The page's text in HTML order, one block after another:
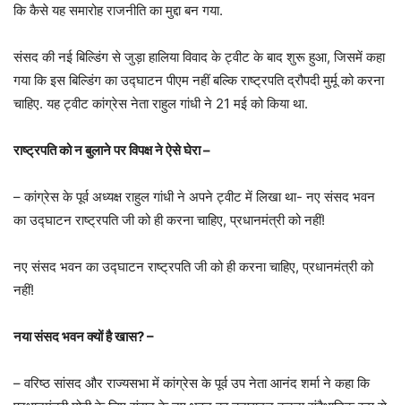
कि कैसे यह समारोह राजनीति का मुद्दा बन गया.
संसद की नई बिल्डिंग से जुड़ा हालिया विवाद के ट्वीट के बाद शुरू हुआ, जिसमें कहा
गया कि इस बिल्डिंग का उद्घाटन पीएम नहीं बल्कि राष्ट्रपति द्रौपदी मुर्मू को करना
चाहिए. यह ट्वीट कांग्रेस नेता राहुल गांधी ने 21 मई को किया था.
राष्ट्रपति को न बुलाने पर विपक्ष ने ऐसे घेरा –
– कांग्रेस के पूर्व अध्यक्ष राहुल गांधी ने अपने ट्वीट में लिखा था- नए संसद भवन
का उद्घाटन राष्ट्रपति जी को ही करना चाहिए, प्रधानमंत्री को नहीं!
नए संसद भवन का उद्घाटन राष्ट्रपति जी को ही करना चाहिए, प्रधानमंत्री को
नहीं!
नया संसद भवन क्यों है खास? –
– वरिष्ठ सांसद और राज्यसभा में कांग्रेस के पूर्व उप नेता आनंद शर्मा ने कहा कि